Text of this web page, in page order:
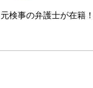
元検事の弁護士が在籍